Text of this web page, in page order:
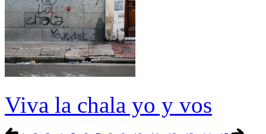
Viva la chala yo y vos